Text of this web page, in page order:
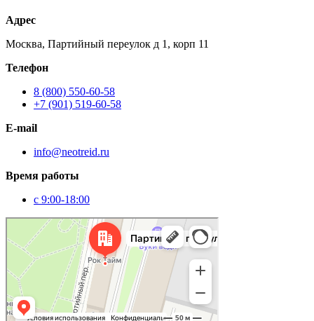
Адрес
Москва, Партийный переулок д 1, корп 11
Телефон
8 (800) 550-60-58
+7 (901) 519-60-58
E-mail
info@neotreid.ru
Время работы
с 9:00-18:00
Москва
Партийный переулок, 1к11 — Яндекс Карты